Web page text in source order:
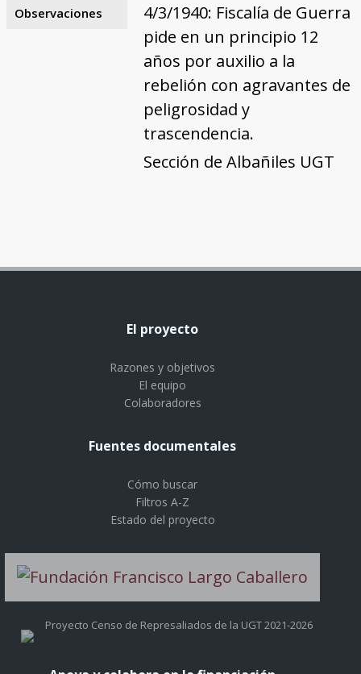
Observaciones
4/3/1940: Fiscalía de Guerra
pide en un principio 12
años por auxilio a la
rebelión con agravantes de
peligrosidad y
trascendencia.
Sección de Albañiles UGT
El proyecto
Razones y objetivos
El equipo
Colaboradores
Fuentes documentales
Cómo buscar
Filtros A-Z
Estado del proyecto
Proyecto Censo de Represaliados de la UGT 2021-2026